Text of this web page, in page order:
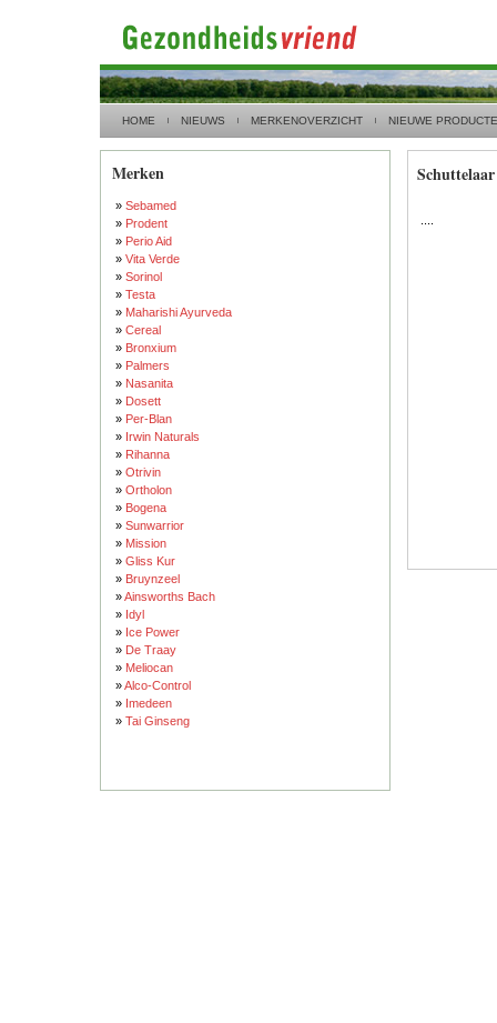
HOME NIEUWS MERKENOVERZICHT NIEUWE
Merken
» Sebamed
» Prodent
» Perio Aid
» Vita Verde
» Sorinol
» Testa
» Maharishi Ayurveda
» Cereal
» Bronxium
» Palmers
» Nasanita
» Dosett
» Per-Blan
» Irwin Naturals
» Rihanna
» Otrivin
» Ortholon
» Bogena
» Sunwarrior
» Mission
» Gliss Kur
» Bruynzeel
»Ainsworths Bach
» Idyl
» Ice Power
» De Traay
» Meliocan
»Alco-Control
» Imedeen
» Tai Ginseng
Schuttelaar